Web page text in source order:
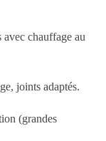
chauffage au
joints adaptés.
(grandes